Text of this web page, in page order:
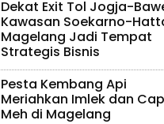
Dekat Exit Tol Jogja-
Kawasan Soekarno-
Magelang Jadi Tempat
Strategis Bisnis
Pesta Kembang Api
Meriahkan Imlek dan
Meh di Magelang